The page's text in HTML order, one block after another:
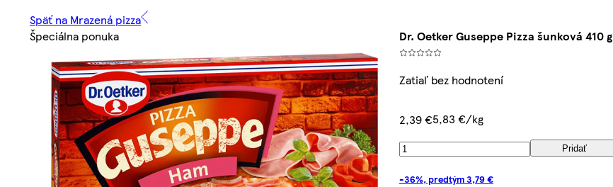
Späť na Mrazená pizza
Špeciálna ponuka
Dr. Oetker Guseppe Pizza šunková 410 g
Zatiaľ bez hodnotení
2,39 €5,83 €/kg
Pridať
-36%, predtým 3,79 €